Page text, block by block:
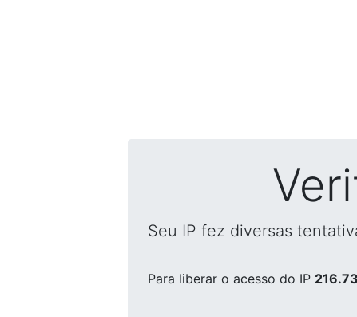
Seu IP fez diversas
Para liberar o acesso do IP